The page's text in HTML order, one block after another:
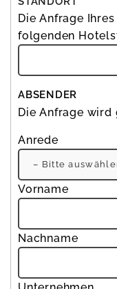
Die Anfrage
folgenden
ABSENDER
Die Anfrage
Anrede
Vorname
Nachname